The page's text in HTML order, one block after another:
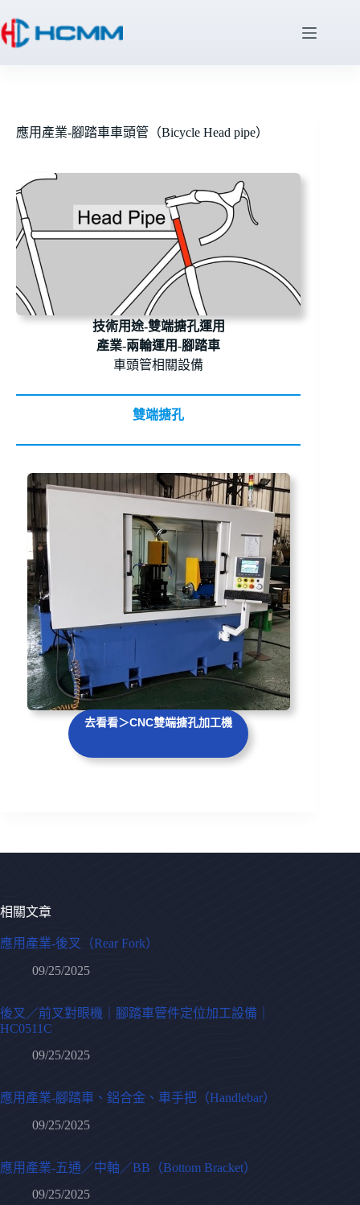
應用產業-腳踏車車頭管（Bicycle Head pipe）
技術用途-雙端搪孔運用
產業-兩輪運用-腳踏車
車頭管相關設備
雙端搪孔
去看看＞CNC雙端搪孔加工機
相關文章
應用產業-後叉（Rear Fork）
09/25/2025
後叉／前叉對眼機｜腳踏車管件定位加工設備｜
HC0511C
09/25/2025
應用產業-腳踏車、鋁合金、車手把（Handlebar）
09/25/2025
應用產業-五通／中軸／BB（Bottom Bracket）
09/25/2025